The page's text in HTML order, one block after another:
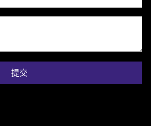
提交